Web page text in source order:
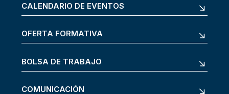
CALENDARIO DE EVENTOS
OFERTA FORMATIVA
BOLSA DE TRABAJO
COMUNICACIÓN